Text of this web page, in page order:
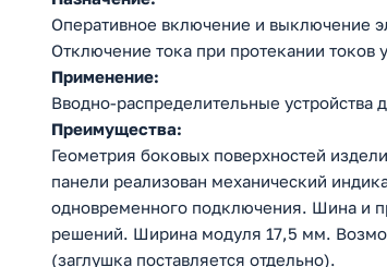
Оперативное включение и выключение
Отключение тока при протекании токов
Применение:
Вводно-распределительные
Преимущества:
Геометрия боковых поверхностей
панели реализован механический
одновременного подключения. Шина и
решений. Ширина модуля 17,5 мм.
(заглушка поставляется отдельно).